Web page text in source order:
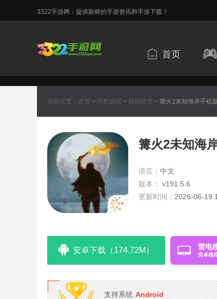
3322手游网：提供新鲜的手游资讯和手游下载！
首页
当前位置： 首页 > 手机游戏 > 模拟经营 > 篝火2未知海岸手机版
篝火2未知海
语言： 中文
版本：
v191.5.6
更新时间： 2026-06-19
安卓下载（174.72M） 雷电
安卓模
支持系统 Android